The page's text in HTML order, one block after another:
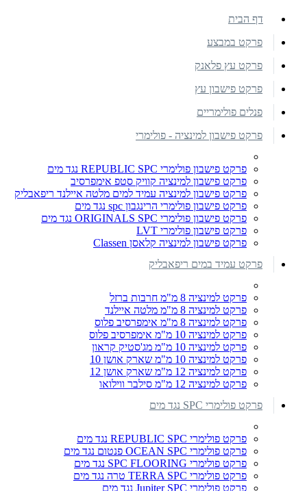
דף הבית
פרקט במבצע
פרקט עץ פלאנק
פרקט פישבון עץ
פנלים פולימריים
פרקט פישבון למינציה - פולימרי
פרקט פישבון פולימרי REPUBLIC SPC נגד מים
פרקט פישבון למינציה קוויק סטפ אימפרסיב
פרקט פישבון למינציה עמיד למים מלטה איילנד ריפאבליק
פרקט פישבון פולימרי הרינגבון spc נגד מים
פרקט פישבון פולימרי ORIGINALS SPC נגד מים
פרקט פישבון פולימרי LVT
פרקט פישבון למינציה קלאסן Classen
פרקט עמיד במים ריפאבליק
פרקט למינציה 8 מ"מ חרבות ברזל
פרקט למינציה 8 מ"מ מלטה איילנד
פרקט למינציה 8 מ"מ אימפרסיב פלוס
פרקט למינציה 10 מ"מ אימפרסיב פלוס
פרקט למינציה 10 מ"מ מג'סטיק קראון
פרקט למינציה 10 מ"מ שארק אושן 10
פרקט למינציה 12 מ"מ שארק אושן 12
פרקט למינציה 12 מ"מ סילבר ווילואו
פרקט פולימרי SPC נגד מים
פרקט פולימרי REPUBLIC SPC נגד מים
פרקט פולימרי OCEAN SPC פנטום נגד מים
פרקט פולימרי SPC FLOORING נגד מים
פרקט פולימרי TERRA SPC טרה נגד מים
פרקט פולימרי Jupiter SPC נגד מים